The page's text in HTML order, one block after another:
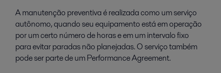
A manutenção preventiva é realizada como um serviço
autônomo, quando seu equipamento está em operação
por um certo número de horas e em um intervalo fixo
para evitar paradas não planejadas. O serviço também
pode ser parte de um Performance Agreement.